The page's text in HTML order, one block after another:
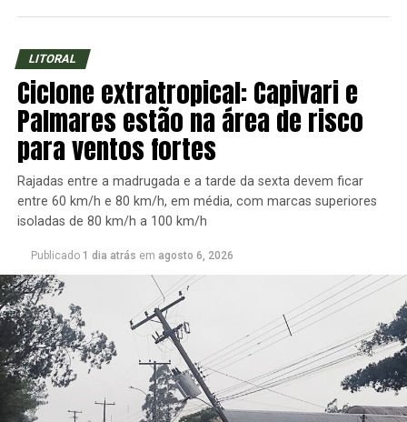
LITORAL
Ciclone extratropical: Capivari e
Palmares estão na área de risco
para ventos fortes
Rajadas entre a madrugada e a tarde da sexta devem ficar
entre 60 km/h e 80 km/h, em média, com marcas superiores
isoladas de 80 km/h a 100 km/h
Publicado 1 dia atrás em agosto 6, 2026